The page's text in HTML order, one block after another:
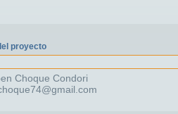
proyecto
Choque Condori